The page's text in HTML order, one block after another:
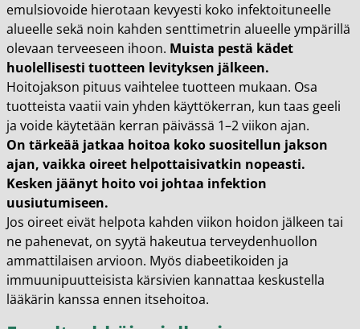
emulsiovoide hierotaan kevyesti koko infektoituneelle
alueelle sekä noin kahden senttimetrin alueelle ympärillä
olevaan terveeseen ihoon. Muista pestä kädet
huolellisesti tuotteen levityksen jälkeen.
Hoitojakson pituus vaihtelee tuotteen mukaan. Osa
tuotteista vaatii vain yhden käyttökerran, kun taas geeli
ja voide käytetään kerran päivässä 1–2 viikon ajan.
On tärkeää jatkaa hoitoa koko suositellun jakson
ajan, vaikka oireet helpottaisivatkin nopeasti.
Kesken jäänyt hoito voi johtaa infektion
uusiutumiseen.
Jos oireet eivät helpota kahden viikon hoidon jälkeen tai
ne pahenevat, on syytä hakeutua terveydenhuollon
ammattilaisen arvioon. Myös diabeetikoiden ja
immuunipuutteisista kärsivien kannattaa keskustella
lääkärin kanssa ennen itsehoitoa.